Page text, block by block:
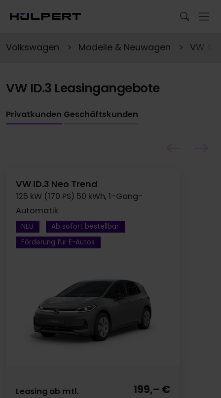
Volkswagen Modelle & Neuwagen VW
VW ID.3 Leasingangebote
Privatkunden Geschäftskunden
VW ID.3 Neo Trend
125 kW (170 PS) 50 kWh, 1-Gang-
Automatik
NEU
Ab sofort bestellbar
Förderung für E-Autos
Leasing ab mtl. 199,– €